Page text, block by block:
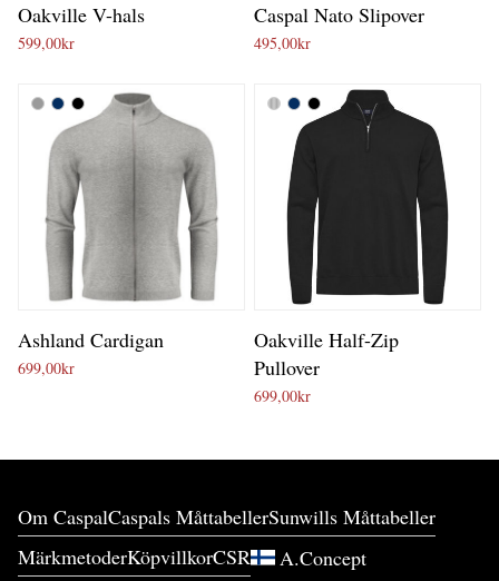
Oakville V-hals
599,00kr
Caspal Nato Slipover
495,00kr
Ashland Cardigan
699,00kr
Oakville Half-Zip
Pullover
699,00kr
Om CaspalCaspals MåttabellerSunwills Måttabeller
MärkmetoderKöpvillkorCSR A.Concept